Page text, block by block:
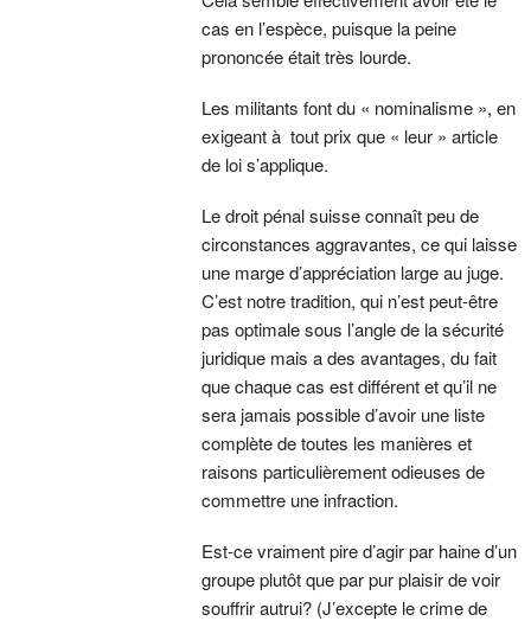
cas en l’espèce, puisque la peine
prononcée était très lourde.
Les militants font du « nominalisme », en
exigeant à tout prix que « leur » article
de loi s’applique.
Le droit pénal suisse connaît peu de
circonstances aggravantes, ce qui laisse
une marge d’appréciation large au juge.
C’est notre tradition, qui n’est peut-être
pas optimale sous l’angle de la sécurité
juridique mais a des avantages, du fait
que chaque cas est différent et qu’il ne
sera jamais possible d’avoir une liste
complète de toutes les manières et
raisons particulièrement odieuses de
commettre une infraction.
Est-ce vraiment pire d’agir par haine d’un
groupe plutôt que par pur plaisir de voir
souffrir autrui? (J’excepte le crime de